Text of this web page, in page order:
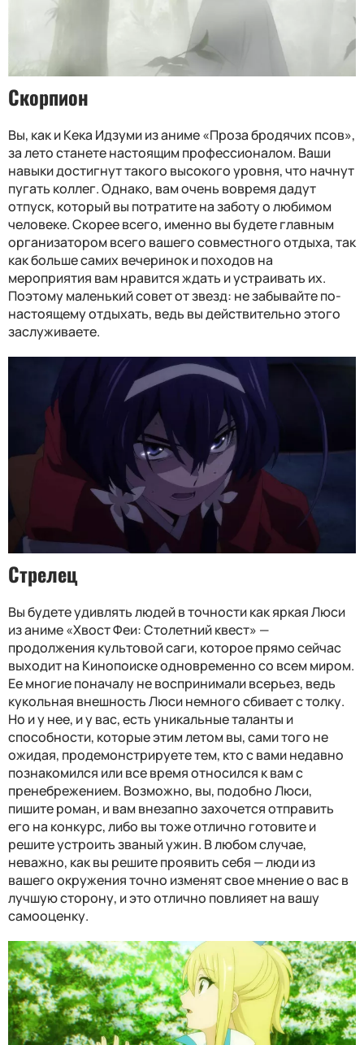
Скорпион
Вы, как и Кека Идзуми из аниме «Проза бродячих псов»,
за лето станете настоящим профессионалом. Ваши
навыки достигнут такого высокого уровня, что начнут
пугать коллег. Однако, вам очень вовремя дадут
отпуск, который вы потратите на заботу о любимом
человеке. Скорее всего, именно вы будете главным
организатором всего вашего совместного отдыха, так
как больше самих вечеринок и походов на
мероприятия вам нравится ждать и устраивать их.
Поэтому маленький совет от звезд: не забывайте по-
настоящему отдыхать, ведь вы действительно этого
заслуживаете.
Стрелец
Вы будете удивлять людей в точности как яркая Люси
из аниме «Хвост Феи: Столетний квест» —
продолжения культовой саги, которое прямо сейчас
выходит на Кинопоиске одновременно со всем миром.
Ее многие поначалу не воспринимали всерьез, ведь
кукольная внешность Люси немного сбивает с толку.
Но и у нее, и у вас, есть уникальные таланты и
способности, которые этим летом вы, сами того не
ожидая, продемонстрируете тем, кто с вами недавно
познакомился или все время относился к вам с
пренебрежением. Возможно, вы, подобно Люси,
пишите роман, и вам внезапно захочется отправить
его на конкурс, либо вы тоже отлично готовите и
решите устроить званый ужин. В любом случае,
неважно, как вы решите проявить себя — люди из
вашего окружения точно изменят свое мнение о вас в
лучшую сторону, и это отлично повлияет на вашу
самооценку.